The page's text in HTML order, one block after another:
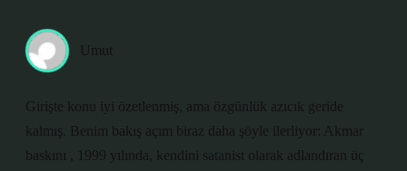
Umut
Girişte konu iyi özetlenmiş, ama özgünlük azıcık geride
kalmış. Benim bakış açım biraz daha şöyle ilerliyor: Akmar
baskını , 1999 yılında, kendini satanist olarak adlandıran üç